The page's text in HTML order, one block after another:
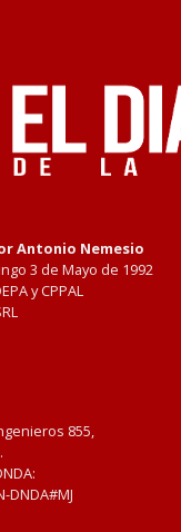
Antonio Nemesio
3 de Mayo de 1992
y CPPAL
855,
DNDA#MJ